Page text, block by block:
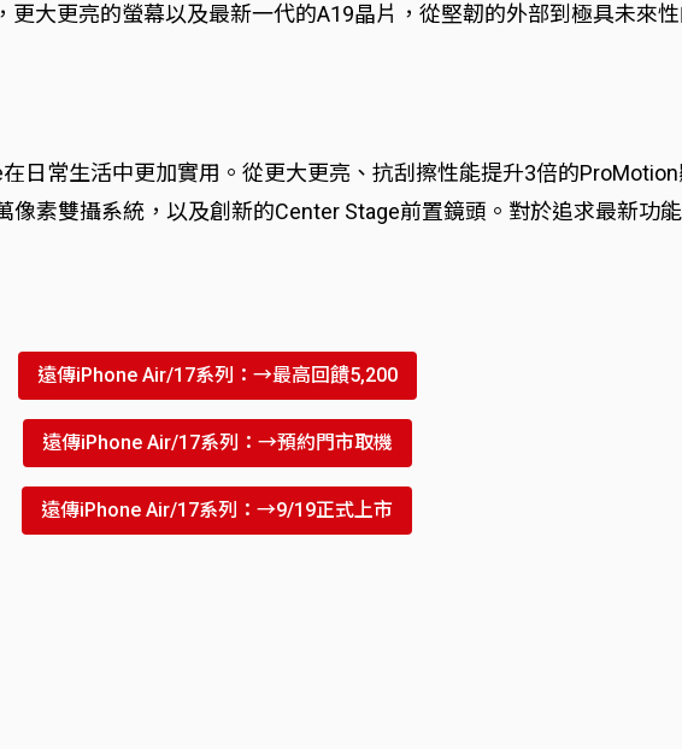
大更亮的螢幕以及最新一代的A19晶片，從堅韌的外部到極具未來
日常生活中更加實用。從更大更亮、抗刮擦性能提升3倍的
像素雙攝系統，以及創新的Center Stage前置鏡頭。對於追求最新功
遠傳iPhone Air/17系列：→最高回饋5,200
遠傳iPhone Air/17系列：→預約門市取機
遠傳iPhone Air/17系列：→9/19正式上市